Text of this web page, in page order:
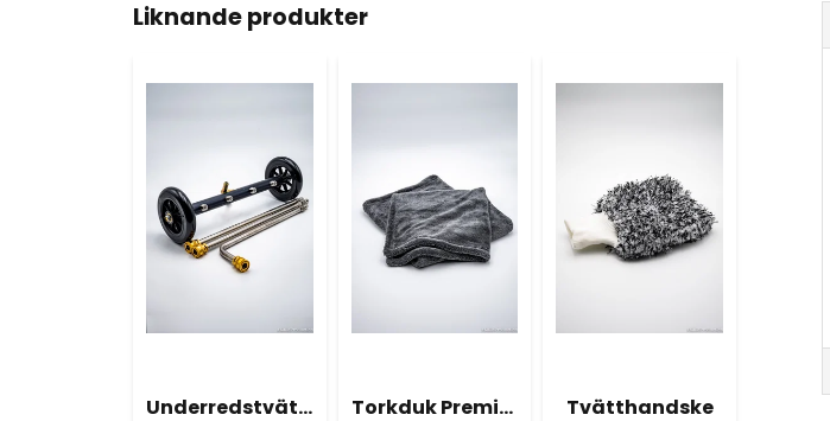
Liknande produkter
Underredstvätt Med Hjul Torkduk Premium XL 60x90 Tvätthandske